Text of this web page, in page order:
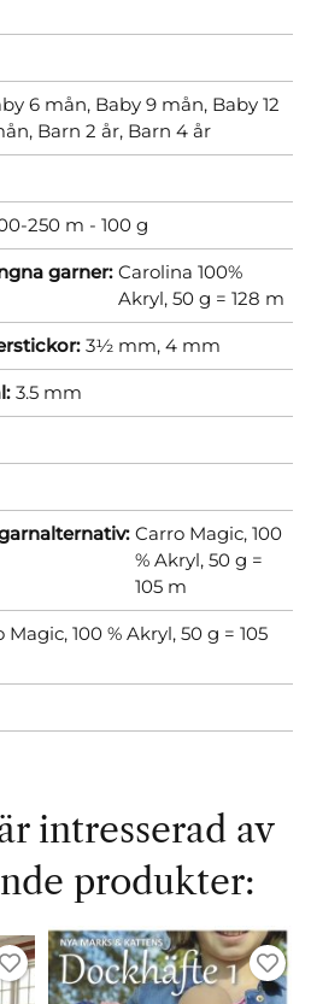
6 mån, Baby 9 mån, Baby 12
Barn 2 år, Barn 4 år
250 m - 100 g
garner: Carolina 100%
Akryl, 50 g = 128 m
3½ mm, 4 mm
3.5 mm
Carro Magic, 100
% Akryl, 50 g =
105 m
Magic, 100 % Akryl, 50 g = 105
intresserad av
produkter: